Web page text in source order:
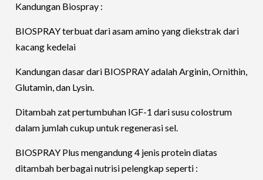
Kandungan Biospray :
BIOSPRAY terbuat dari asam amino yang diekstrak dari
kacang kedelai
Kandungan dasar dari BIOSPRAY adalah Arginin, Ornithin,
Glutamin, dan Lysin.
Ditambah zat pertumbuhan IGF-1 dari susu colostrum
dalam jumlah cukup untuk regenerasi sel.
BIOSPRAY Plus mengandung 4 jenis protein diatas
ditambah berbagai nutrisi pelengkap seperti :